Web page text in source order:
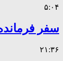
۵:۰۴
سفر
۲۱:۳۶